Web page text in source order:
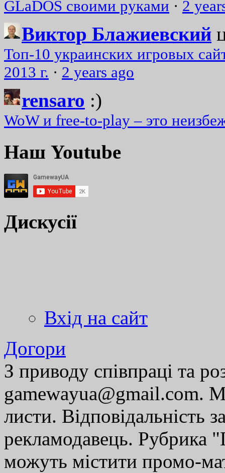
GLaDOS своими руками · 2
Виктор Блажиевский
Топ-10 украинских игровых
2013 г. · 2 years ago
rensaro :)
WoW и free-to-play – это
Наш Youtube
Дискусії
Вхід на сайт
Догори
З приводу співпраці та
gamewayua@gmail.com.
листи. Відповідальність
рекламодавець. Рубрика
можуть містити промо-